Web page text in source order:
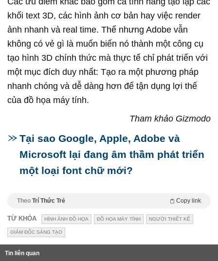
khối text 3D, các hình ảnh cơ bản hay việc render
ảnh nhanh và real time. Thế nhưng Adobe vẫn
không có vẻ gì là muốn biến nó thành một công cụ
tạo hình 3D chính thức mà thực tế chỉ phát triển với
một mục đích duy nhất: Tạo ra một phương pháp
nhanh chóng và dễ dàng hơn để tận dụng lợi thế
của đồ họa máy tính.
Tham khảo Gizmodo
Tại sao Google, Apple, Adobe và
Microsoft lại đang âm thầm phát triển
một loại font chữ mới?
Theo Trí Thức Trẻ Copy link
TỪ KHÓA HÌNH ẢNH ĐỒ HỌA ĐỒ HỌA MÁY TÍNH NGƯỜI THIẾT KẾ
GIÁM ĐỐC SÁNG TẠO
Tin liên quan